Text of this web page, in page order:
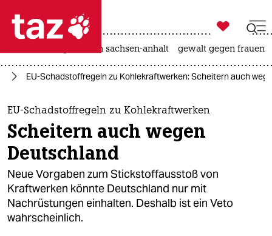
 taz zahl ich
taz zahl ich
themen
politik
öko
gesellschaft
kultur

taz zahl ich
landtagswahl in sachsen-anhalt gewalt gegen frauen
EU-Schadstoffregeln zu Kohlekraftwerken: Scheitern auch
EU-Schadstoffregeln zu Kohlekraftwerken
Scheitern auch wegen
Deutschland
Neue Vorgaben zum Stickstoffausstoß von
Kraftwerken könnte Deutschland nur mit
Nachrüstungen einhalten. Deshalb ist ein Veto
wahrscheinlich.